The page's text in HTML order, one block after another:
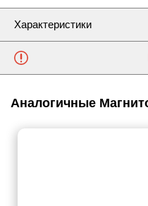
Характеристики
Аналогичные